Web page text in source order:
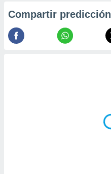
Compartir predicción